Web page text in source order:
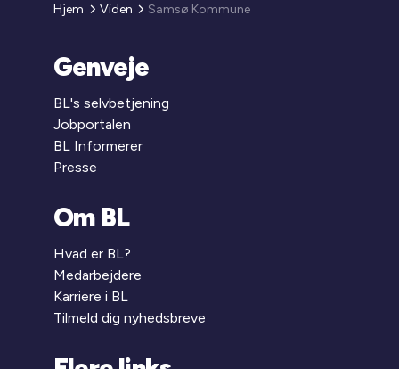
Hjem Viden Samsø Kommune
Genveje
BL's selvbetjening
Jobportalen
BL Informerer
Presse
Om BL
Hvad er BL?
Medarbejdere
Karriere i BL
Tilmeld dig nyhedsbreve